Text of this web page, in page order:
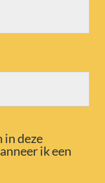
in deze
ik een